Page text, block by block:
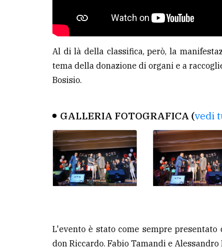
Al di là della classifica, però, la
tema della donazione di organi e a
Bosisio.
GALLERIA FOTOGRAFICA (vedi
L'evento è stato come sempre
don Riccardo. Fabio Tamandi e